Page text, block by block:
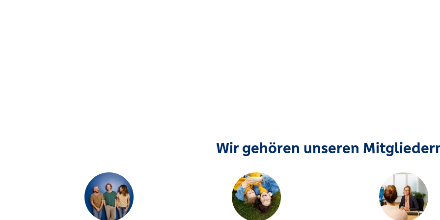
Wir gehören unseren